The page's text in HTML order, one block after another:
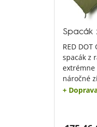
Spacák
RED
spacák z
extrémne
náročné
+